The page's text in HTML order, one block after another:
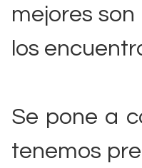
mejores
los
Se pone a
tenemos